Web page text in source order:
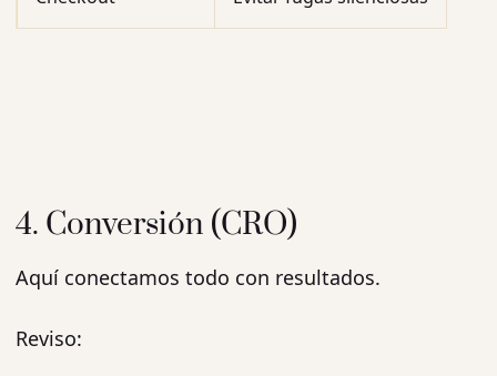
4. Conversión (CRO)
Aquí conectamos todo con resultados.
Reviso: